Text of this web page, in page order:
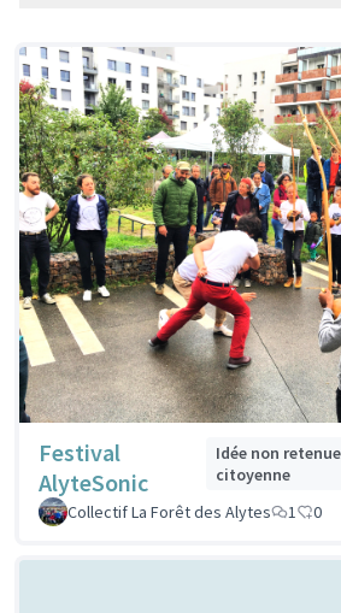
Festival
AlyteSonic
Idée non
citoyenne
Collectif La Forêt des Alytes
1 0